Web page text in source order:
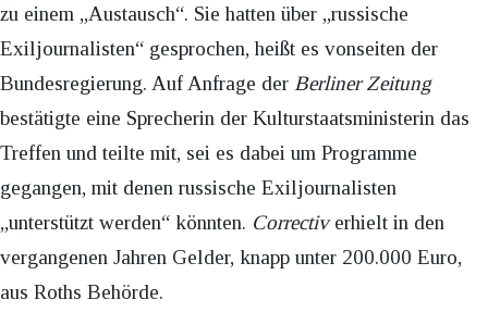
zu einem „Austausch“. Sie hatten über „russische
Exiljournalisten“ gesprochen, heißt es vonseiten der
Bundesregierung. Auf Anfrage der Berliner Zeitung
bestätigte eine Sprecherin der Kulturstaatsministerin das
Treffen und teilte mit, sei es dabei um Programme
gegangen, mit denen russische Exiljournalisten
„unterstützt werden“ könnten. Correctiverhielt in den
vergangenen Jahren Gelder, knapp unter 200.000 Euro,
aus Roths Behörde.